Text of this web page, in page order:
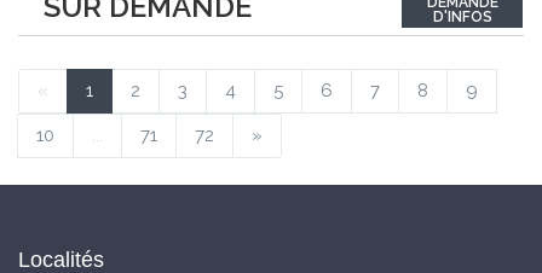
Lage.KLARTEXT: Helles Wohnen an ruhiger Lage mit
Wintergarten und bester Anbindung.Interessiert? JETZT
D'INFOS
« 1 2 3 4 5 6 7 8 9
10 ... 71 72 »
Localités